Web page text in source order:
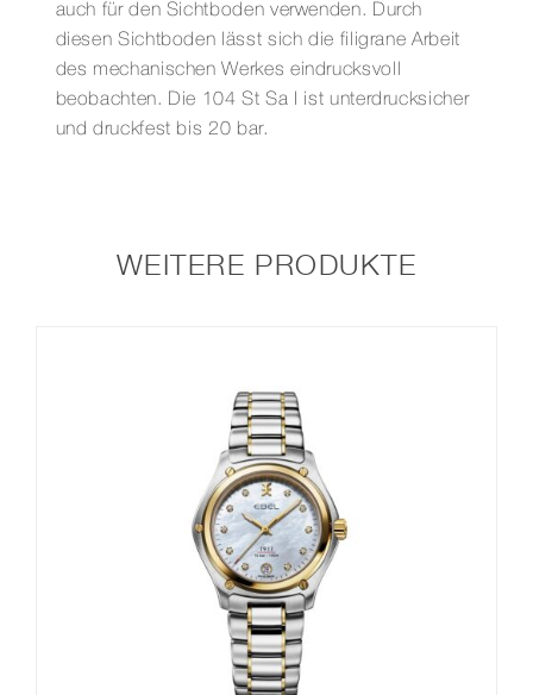
auch für den Sichtboden verwenden. Durch
diesen Sichtboden lässt sich die filigrane Arbeit
des mechanischen Werkes eindrucksvoll
beobachten. Die 104 St Sa I ist unterdrucksicher
und druckfest bis 20 bar.
WEITERE PRODUKTE